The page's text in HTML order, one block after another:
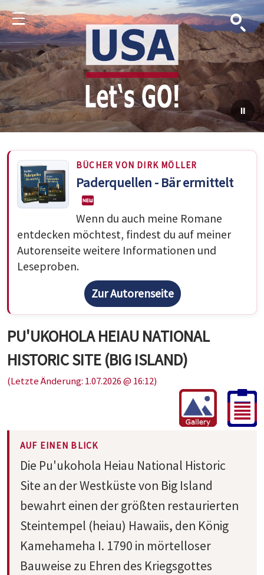
Menu Suche
BÜCHER VON DIRK MÖLLER
Paderquellen - Bär ermittelt
Wenn du auch meine Romane
entdecken möchtest, findest du auf meiner
Autorenseite weitere Informationen und
Leseproben.
Zur Autorenseite
PU'UKOHOLA HEIAU NATIONAL
HISTORIC SITE (BIG ISLAND)
(Letzte Änderung: 1.07.2026 @ 16:12)
AUF EINEN BLICK
Die Pu'ukohola Heiau National Historic
Site an der Westküste von Big Island
bewahrt einen der größten restaurierten
Steintempel (heiau) Hawaiis, den König
Kamehameha I. 1790 in mörtelloser
Bauweise zu Ehren des Kriegsgottes